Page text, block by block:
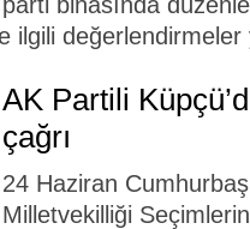
ilgili değerlendirmeler
AK Partili
çağrı
24 Haziran
Milletvekilliği